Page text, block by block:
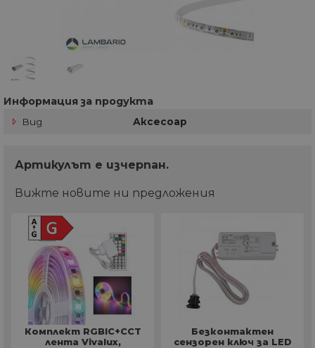
Информация за продукта
Вид Аксесоар
Артикулът e изчерпан.
Вижте новите ни предложения
Комплект RGBIC+CCT
лента Vivalux,
Безконтактен
сензорен ключ за LED